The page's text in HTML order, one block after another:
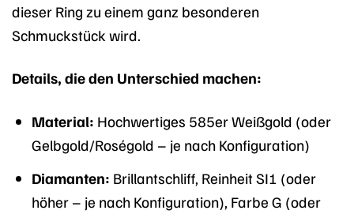
dieser Ring zu einem ganz besonderen
Schmuckstück wird.
Details, die den Unterschied machen:
Material: Hochwertiges 585er Weißgold (oder
Gelbgold/Roségold – je nach Konfiguration)
Diamanten: Brillantschliff, Reinheit SI1 (oder
höher – je nach Konfiguration), Farbe G (oder